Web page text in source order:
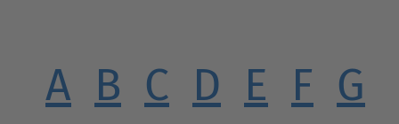
A B C D E F G